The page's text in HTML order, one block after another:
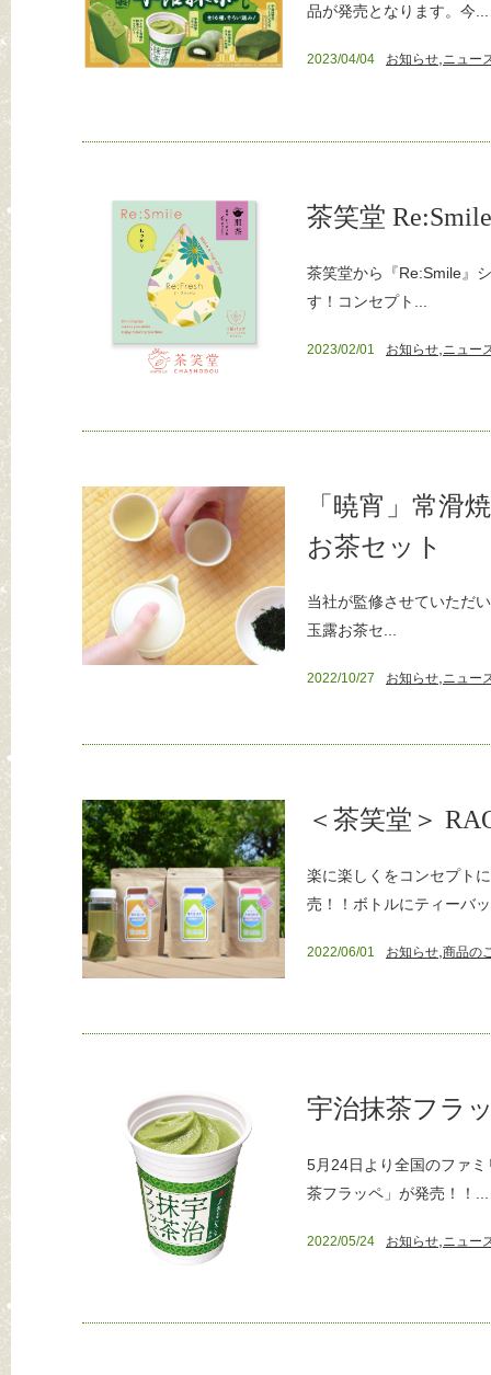
品が発売となります。今...
2023/04/04 お知らせ,ニュー
茶笑堂
茶笑堂から『Re:Smile』
す！コンセプト...
2023/02/01 お知らせ ニュー
「暁宵」常滑
お茶セット
当社が監修させていただ
玉露お茶セ...
2022/10/27 お知らせ ニュー
＜茶笑堂＞
楽に楽しくをコンセプト
売！！ボトルにティーバ
2022/06/01 お知らせ 商品の
宇治抹茶フラ
5月24日より全国のファ
茶フラッペ」が発売！！...
2022/05/24 お知らせ ニュー